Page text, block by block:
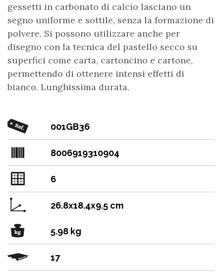
gessetti in carbonato di calcio lasciano un
segno uniforme e sottile, senza la formazione di
polvere. Si possono utilizzare anche per
disegno con la tecnica del pastello secco su
superfici come carta, cartoncino e cartone,
permettendo di ottenere intensi effetti di
bianco. Lunghissima durata.
001GB36
8006919310904
6
26.8x18.4x9.5 cm
5.98 kg
17